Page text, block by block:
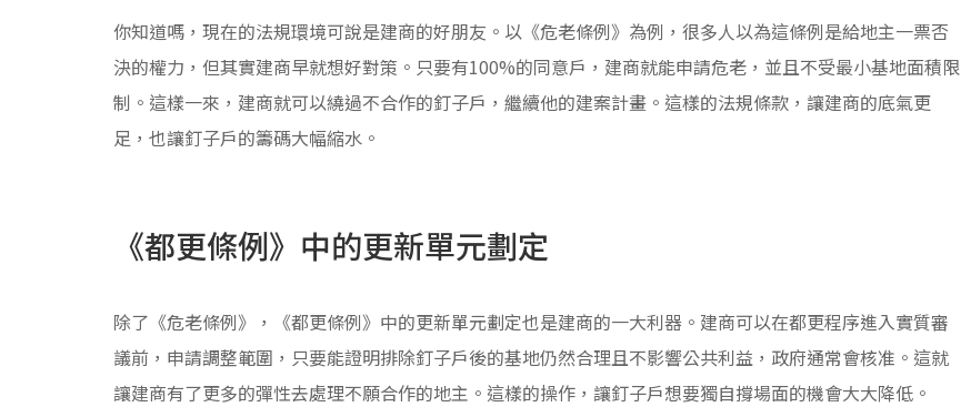
你知道嗎，現在的法規環境可說是建商的好朋友。以《危老條例》為例，很多人以為這條例是給地主一票否
決的權力，但其實建商早就想好對策。只要有100%的同意戶，建商就能申請危老，並且不受最小基地面積限
制。這樣一來，建商就可以繞過不合作的釘子戶，繼續他的建案計畫。這樣的法規條款，讓建商的底氣更
足，也讓釘子戶的籌碼大幅縮水。
《都更條例》中的更新單元劃定
除了《危老條例》，《都更條例》中的更新單元劃定也是建商的一大利器。建商可以在都更程序進入實質審
議前，申請調整範圍，只要能證明排除釘子戶後的基地仍然合理且不影響公共利益，政府通常會核准。這就
讓建商有了更多的彈性去處理不願合作的地主。這樣的操作，讓釘子戶想要獨自撐場面的機會大大降低。